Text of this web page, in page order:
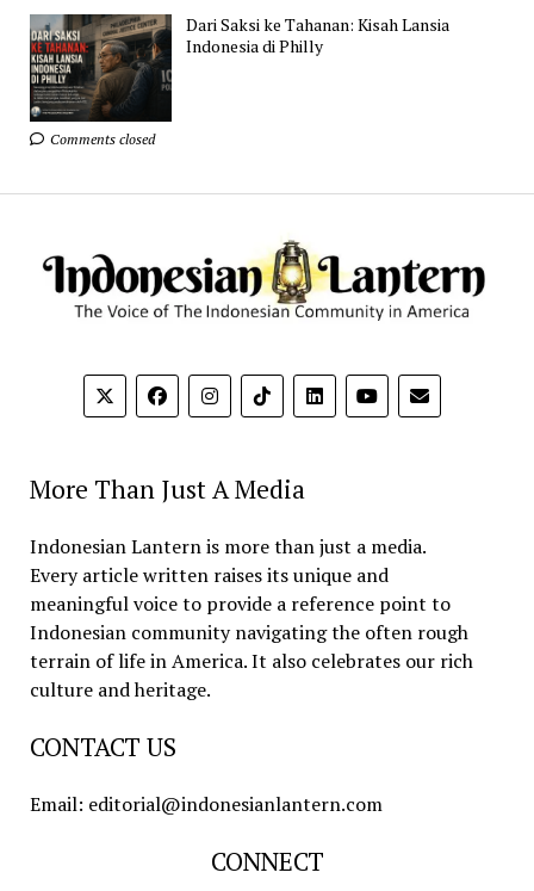
Dari Saksi ke Tahanan: Kisah Lansia
Indonesia di Philly
Comments closed
More Than Just A Media
Indonesian Lantern is more than just a media.
Every article written raises its unique and
meaningful voice to provide a reference point to
Indonesian community navigating the often rough
terrain of life in America. It also celebrates our rich
culture and heritage.
CONTACT US
Email: editorial@indonesianlantern.com
CONNECT